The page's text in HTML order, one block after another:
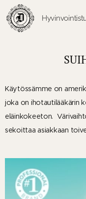
Käytössämme on
joka on ihotautilääkärin
eläinkokeeton.
sekoittaa asiakkaan